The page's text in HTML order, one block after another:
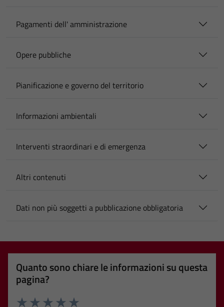
Pagamenti dell' amministrazione
Opere pubbliche
Pianificazione e governo del territorio
Informazioni ambientali
Interventi straordinari e di emergenza
Altri contenuti
Dati non più soggetti a pubblicazione obbligatoria
Quanto sono chiare le informazioni su questa
pagina?